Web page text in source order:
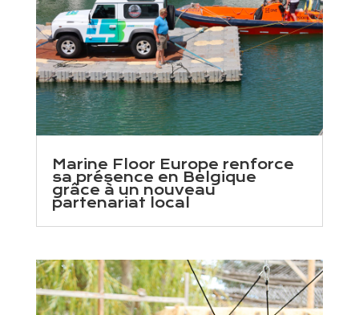
Marine Floor Europe renforce
sa présence en Belgique
grâce à un nouveau
partenariat local